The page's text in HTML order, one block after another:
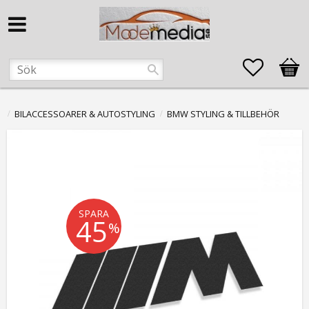
Favoriter
BILACCESSOARER & AUTOSTYLING BMW STYLING & TILLBEHÖR
SPARA
45%